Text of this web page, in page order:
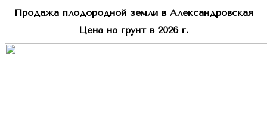
Продажа плодородной земли в Александровская
Цена на грунт в 2026 г.